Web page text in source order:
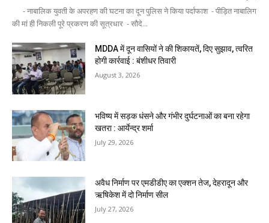
- नाबालिक युवती के अपरहण की घटना का दून पुलिस ने किया पर्दाफाश - पीड़ित नाबालिग
की मां ही निकली पूरे प्रकरण की सूत्रधार - सौदे...
MDDA में दून वासियों ने की शिकायतें, दिए सुझाव, त्वरित
होगी कार्रवाई : बंशीधर तिवारी
August 3, 2026
भविष्य में सड़क धंसने और गंभीर दुर्घटनाओं का बना रहेगा
खतरा : आर्येन्द्र शर्मा
July 29, 2026
अवैध निर्माण पर एमडीडीए का एक्शन तेज, देहरादून और
ऋषिकेश में दो निर्माण सील
July 27, 2026